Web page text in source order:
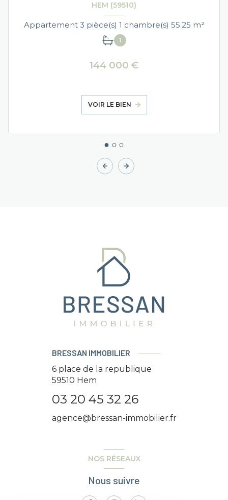
HEM (59510)
Appartement 3 pièce(s) 1 chambre(s) 55.25 m²
1
144 000 €
VOIR LE BIEN
BRESSAN IMMOBILIER
6 place de la republique
59510 Hem
03 20 45 32 26
agence@bressan-immobilier.fr
NOS RÉSEAUX
Nous suivre